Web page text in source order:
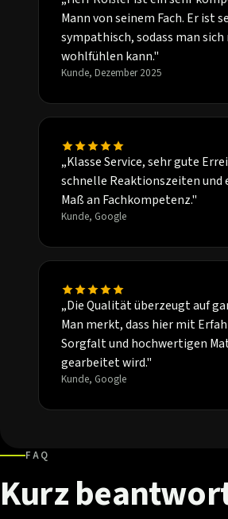
Mann von seinem Fach. Er ist
sympathisch, sodass man sich
wohlfühlen kann."
Kunde, Dezember 2025
„Klasse Service, sehr gute
schnelle Reaktionszeiten und
Maß an Fachkompetenz."
Kunde, Google
„Die Qualität überzeugt auf
Man merkt, dass hier mit
Sorgfalt und hochwertigen
gearbeitet wird."
Kunde, Google
FAQ
Kurz